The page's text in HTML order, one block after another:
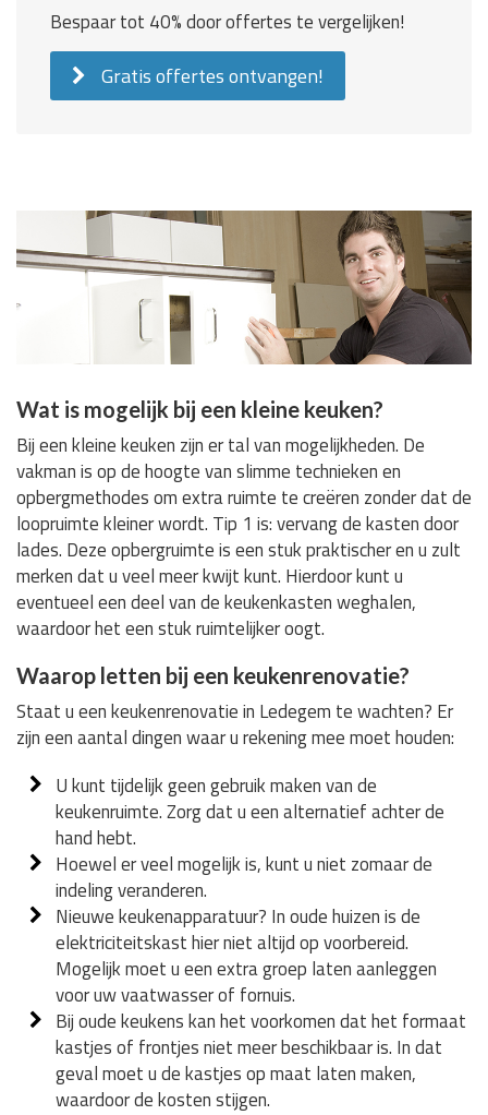
Bespaar tot 40% door offertes te vergelijken!
Gratis offertes ontvangen!
Wat is mogelijk bij een kleine keuken?
Bij een kleine keuken zijn er tal van mogelijkheden. De
vakman is op de hoogte van slimme technieken en
opbergmethodes om extra ruimte te creëren zonder dat de
loopruimte kleiner wordt. Tip 1 is: vervang de kasten door
lades. Deze opbergruimte is een stuk praktischer en u zult
merken dat u veel meer kwijt kunt. Hierdoor kunt u
eventueel een deel van de keukenkasten weghalen,
waardoor het een stuk ruimtelijker oogt.
Waarop letten bij een keukenrenovatie?
Staat u een keukenrenovatie in Ledegem te wachten? Er
zijn een aantal dingen waar u rekening mee moet houden:
U kunt tijdelijk geen gebruik maken van de
keukenruimte. Zorg dat u een alternatief achter de
hand hebt.
Hoewel er veel mogelijk is, kunt u niet zomaar de
indeling veranderen.
Nieuwe keukenapparatuur? In oude huizen is de
elektriciteitskast hier niet altijd op voorbereid.
Mogelijk moet u een extra groep laten aanleggen
voor uw vaatwasser of fornuis.
Bij oude keukens kan het voorkomen dat het formaat
kastjes of frontjes niet meer beschikbaar is. In dat
geval moet u de kastjes op maat laten maken,
waardoor de kosten stijgen.